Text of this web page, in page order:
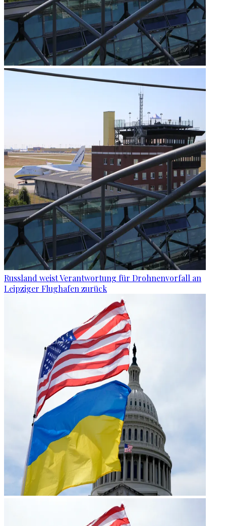
Russland weist Verantwortung für Drohnenvorfall an
Leipziger Flughafen zurück